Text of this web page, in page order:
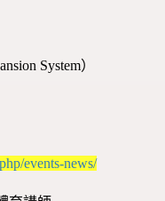
System）
events-news/